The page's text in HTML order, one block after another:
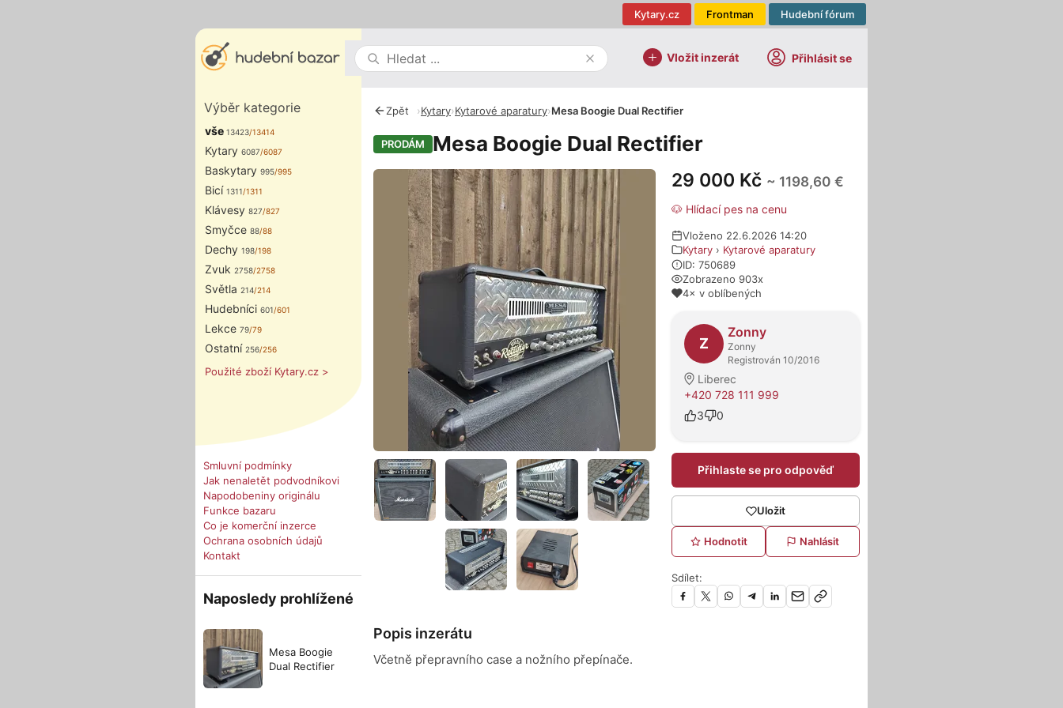
Hudební fórum
Frontman
Kytary.cz
Vložit inzerát Přihlásit se
Výběr kategorie
vše 13423/13414
Kytary 6087/6087
Baskytary 995/995
Bicí 1311/1311
Klávesy 827/827
Smyčce 88/88
Dechy 198/198
Zvuk 2758/2758
Světla 214/214
Hudebníci 601/601
Lekce 79/79
Ostatní 256/256
Použité zboží Kytary.cz >
Smluvní podmínky
Jak nenaletět podvodníkovi
Napodobeniny originálu
Funkce bazaru
Co je komerční inzerce
Ochrana osobních údajů
Kontakt
Naposledy prohlížené
Mesa Boogie
Dual Rectifier
Zpět ›Kytary›Kytarové aparatury›Mesa Boogie Dual Rectifier
PRODÁM Mesa Boogie Dual Rectifier
Fotografie 29 000 Kč ~ 1198,60 €
🐶 Hlídací pes na cenu
Vloženo 22.6.2026 14:20
Kytary › Kytarové aparatury
ID: 750689
Zobrazeno 903x
4× v oblíbených
O prodejci
Z
Zonny
Zonny
Registrován 10/2016
Liberec
+420 728 111 999
3
0
Přihlaste se pro odpověď
Uložit
Hodnotit Nahlásit
Sdílet:
Popis inzerátu
Včetně přepravního case a nožního přepínače.